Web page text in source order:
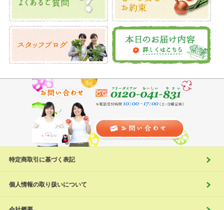
特定商取引に基づく表記
個人情報の取り扱いについて